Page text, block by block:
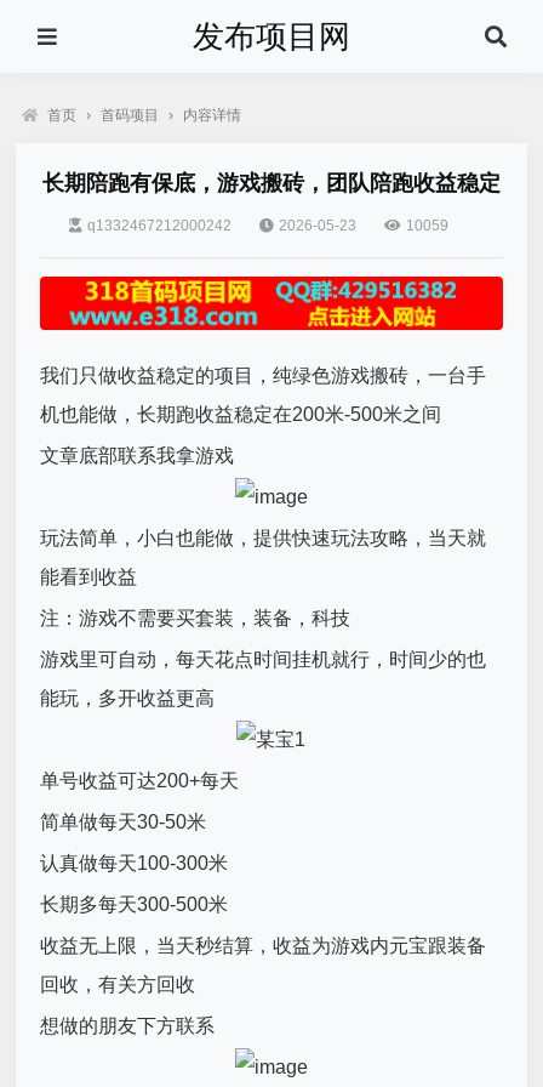
发布项目网
首页 › 首码项目 › 内容详情
长期陪跑有保底，游戏搬砖，团队陪跑收益稳定
q1332467212000242 2026-05-23 10059
我们只做收益稳定的项目，纯绿色游戏搬砖，一台手
机也能做，长期跑收益稳定在200米-500米之间
文章底部联系我拿游戏
玩法简单，小白也能做，提供快速玩法攻略，当天就
能看到收益
注：游戏不需要买套装，装备，科技
游戏里可自动，每天花点时间挂机就行，时间少的也
能玩，多开收益更高
单号收益可达200+每天
简单做每天30-50米
认真做每天100-300米
长期多每天300-500米
收益无上限，当天秒结算，收益为游戏内元宝跟装备
回收，有关方回收
想做的朋友下方联系